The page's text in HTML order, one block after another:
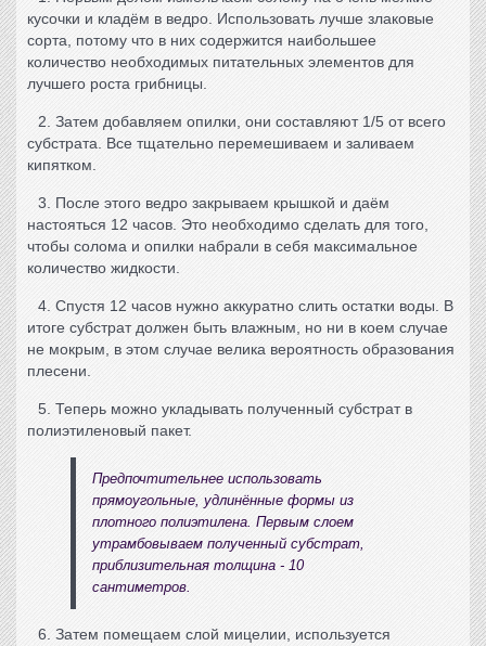
кусочки и кладём в ведро. Использовать лучше злаковые
сорта, потому что в них содержится наибольшее
количество необходимых питательных элементов для
лучшего роста грибницы.
2. Затем добавляем опилки, они составляют 1/5 от всего
субстрата. Все тщательно перемешиваем и заливаем
кипятком.
3. После этого ведро закрываем крышкой и даём
настояться 12 часов. Это необходимо сделать для того,
чтобы солома и опилки набрали в себя максимальное
количество жидкости.
4. Спустя 12 часов нужно аккуратно слить остатки воды. В
итоге субстрат должен быть влажным, но ни в коем случае
не мокрым, в этом случае велика вероятность образования
плесени.
5. Теперь можно укладывать полученный субстрат в
полиэтиленовый пакет.
Предпочтительнее использовать
прямоугольные, удлинённые формы из
плотного полиэтилена. Первым слоем
утрамбовываем полученный субстрат,
приблизительная толщина - 10
сантиметров.
6. Затем помещаем слой мицелии, используется